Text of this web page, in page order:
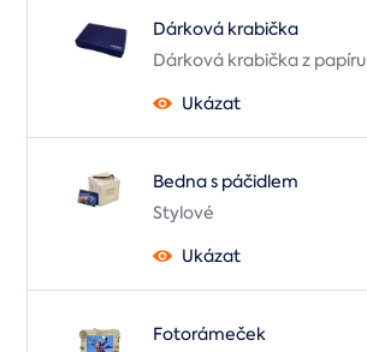
Dárková krabička
Dárková krabička z papíru
Ukázat
Bedna s páčidlem
Stylové
Ukázat
Fotorámeček